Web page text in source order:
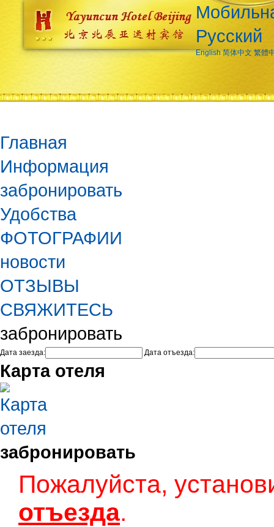
Русский
English 简体中文 繁體
Главная
Информация
забронировать
Удобства
ФОТОГРАФИИ
новости
ОТЗЫВЫ
СВЯЖИТЕСЬ
забронировать
Дата заезда: Дата отъезда:
Карта отеля
забронировать
Пожалуйста,
отъезда.